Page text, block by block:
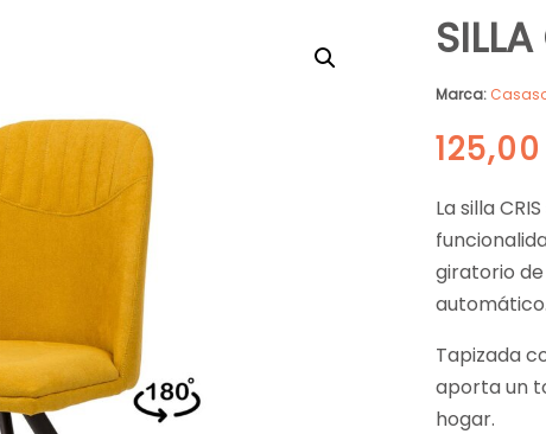
Marca:
125,00
La silla
giratorio
automático.
Tapizada
aporta un
hogar.